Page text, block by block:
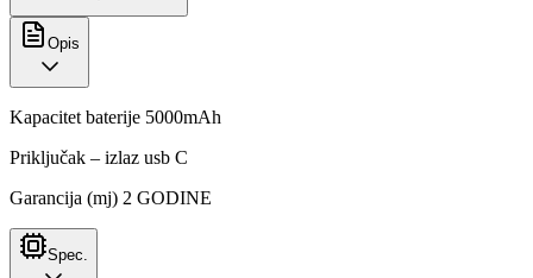
Opis
Kapacitet baterije 5000mAh
Priključak – izlaz usb C
Garancija (mj) 2 GODINE
Spec.